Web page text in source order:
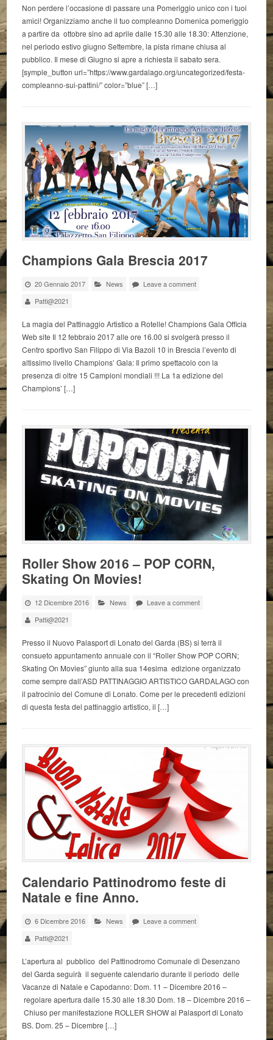
Non perdere l’occasione di passare una Pomeriggio unico con i tuoi
amici! Organizziamo anche il tuo compleanno Domenica pomeriggio
a partire da ottobre sino ad aprile dalle 15.30 alle 18.30: Attenzione,
nel periodo estivo giugno Settembre, la pista rimane chiusa al
pubblico. Il mese di Giugno si apre a richiesta il sabato sera.
[symple_button url=”https://www.gardalago.org/uncategorized/festa-
compleanno-sui-pattini/” color=”blue” […]
Champions Gala Brescia 2017
20 Gennaio 2017 News
Leave a comment
Patti@2021
La magia del Pattinaggio Artistico a Rotelle! Champions Gala Officia
Web site Il 12 febbraio 2017 alle ore 16.00 si svolgerà presso il
Centro sportivo San Filippo di Via Bazoli 10 in Brescia l’evento di
altissimo livello Champions’ Gala: Il primo spettacolo con la
presenza di oltre 15 Campioni mondiali !!! La 1a edizione del
Champions’ […]
Roller Show 2016 – POP CORN,
Skating On Movies!
12 Dicembre 2016 News
Leave a comment
Patti@2021
Presso il Nuovo Palasport di Lonato del Garda (BS) si terrà il
consueto appuntamento annuale con il “Roller Show POP CORN;
Skating On Movies” giunto alla sua 14esima edizione organizzato
come sempre dall’ASD PATTINAGGIO ARTISTICO GARDALAGO con
il patrocinio del Comune di Lonato. Come per le precedenti edizioni
di questa festa del pattinaggio artistico, il […]
Calendario Pattinodromo feste di
Natale e fine Anno.
6 Dicembre 2016 News
Leave a comment
Patti@2021
L’apertura al pubblico del Pattinodromo Comunale di Desenzano
del Garda seguirà il seguente calendario durante il periodo delle
Vacanze di Natale e Capodanno: Dom. 11 – Dicembre 2016 –
regolare apertura dalle 15.30 alle 18.30 Dom. 18 – Dicembre 2016 –
Chiuso per manifestazione ROLLER SHOW al Palasport di Lonato
BS. Dom. 25 – Dicembre […]